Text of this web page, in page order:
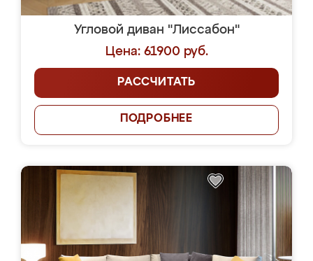
Угловой диван "Лиссабон"
Цена: 61900 руб.
РАССЧИТАТЬ
ПОДРОБНЕЕ